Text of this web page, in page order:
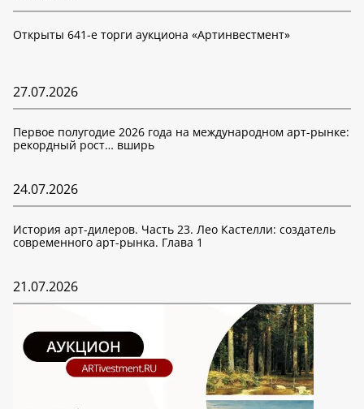
Открыты 641-е торги аукциона «Артинвестмент»
27.07.2026
Первое полугодие 2026 года на международном арт-рынке:
рекордный рост… вширь
24.07.2026
История арт-дилеров. Часть 23. Лео Кастелли: создатель
современного арт-рынка. Глава 1
21.07.2026